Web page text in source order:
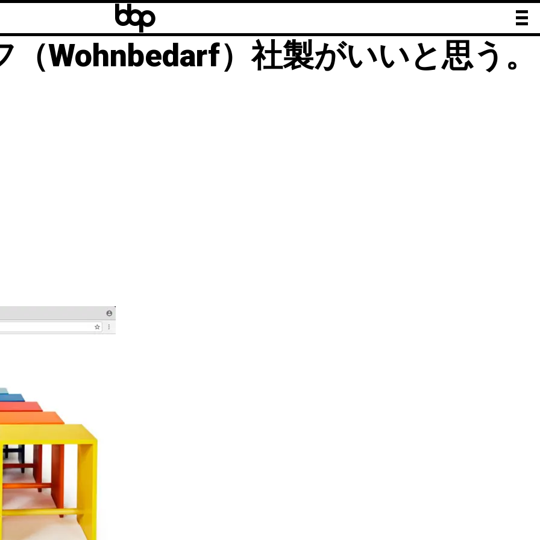
bbb
ムスツール（ウルマーホッカー）
Wohnbedarf）社製がいいと思う。